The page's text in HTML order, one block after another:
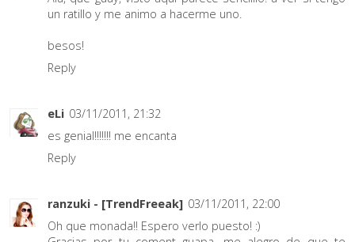
un ratillo y me animo a hacerme uno.
besos!
Reply
eLi 03/11/2011, 21:32
es genial!!!!!!! me encanta
Reply
ranzuki - [TrendFreeak] 03/11/2011, 22:00
Oh que monada!! Espero verlo puesto! :)